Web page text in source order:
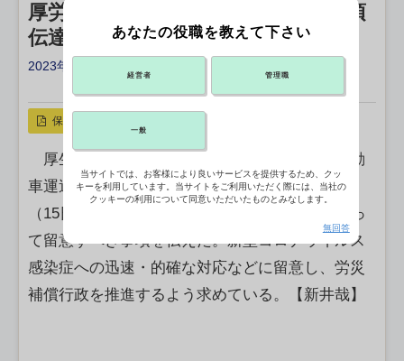
厚労省、都道府県労働局長に留意事項
伝達
2023年02月20日 20:20
保存
厚生労働省大臣官房審議官（労災、建設・自動
車運送分野担当）は、都道府県労働局長に通知
（15日付）を出し、労災補償業務の運営に当たっ
て留意すべき事項を伝えた。新型コロナウイルス
感染症への迅速・的確な対応などに留意し、労災
補償行政を推進するよう求めている。【新井哉】
あなたの役職を教えて下さい
経営者 管理職
一般
当サイトでは、お客様により良いサービスを提供するため、クッ
キーを利用しています。当サイトをご利用いただく際には、当社の
クッキーの利用について同意いただいたものとみなします。
無回答